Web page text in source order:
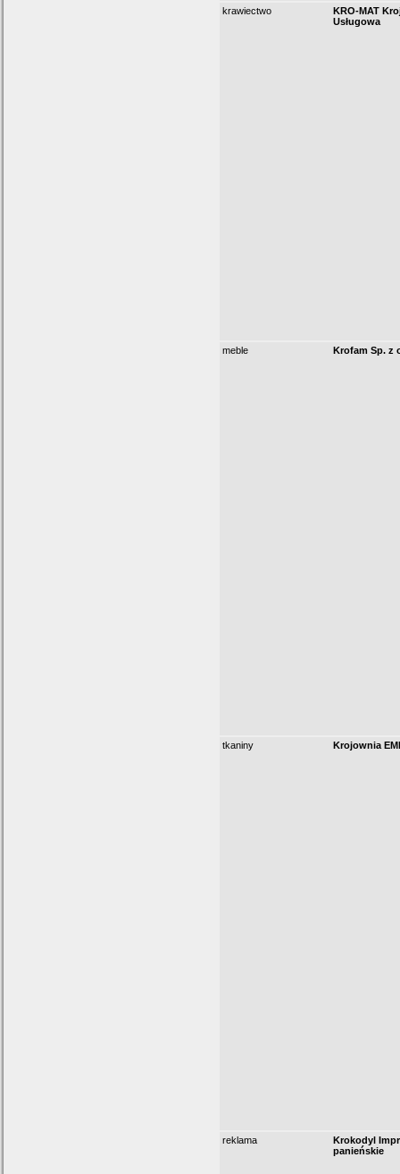
krawiectwo
KRO-MAT
Usługowa
meble Krofam Sp. z
tkaniny Krojownia EMI
reklama
Krokodyl
panieńskie